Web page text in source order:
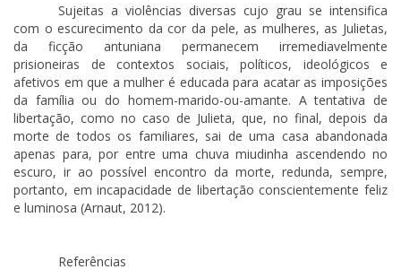
Sujeitas a violências diversas cujo grau se intensifica
com o escurecimento da cor da pele, as mulheres, as Julietas,
da ficção antuniana permanecem irremediavelmente
prisioneiras de contextos sociais, políticos, ideológicos e
afetivos em que a mulher é educada para acatar as imposições
da família ou do homem-marido-ou-amante. A tentativa de
libertação, como no caso de Julieta, que, no final, depois da
morte de todos os familiares, sai de uma casa abandonada
apenas para, por entre uma chuva miudinha ascendendo no
escuro, ir ao possível encontro da morte, redunda, sempre,
portanto, em incapacidade de libertação conscientemente feliz
e luminosa (Arnaut, 2012).
Referências